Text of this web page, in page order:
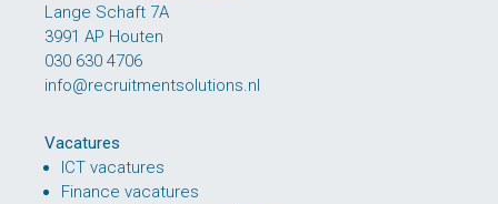
Lange Schaft 7A
3991 AP Houten
030 630 4706
info@recruitmentsolutions.nl
Vacatures
ICT vacatures
Finance vacatures